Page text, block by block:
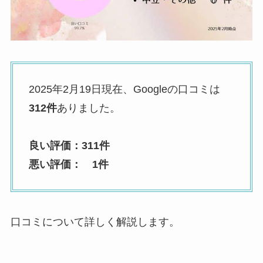
2025年2月19日現在、Googleの口コミは
312件ありました。
良い評価：311件
悪い評価： 1件
口コミについて詳しく解説します。